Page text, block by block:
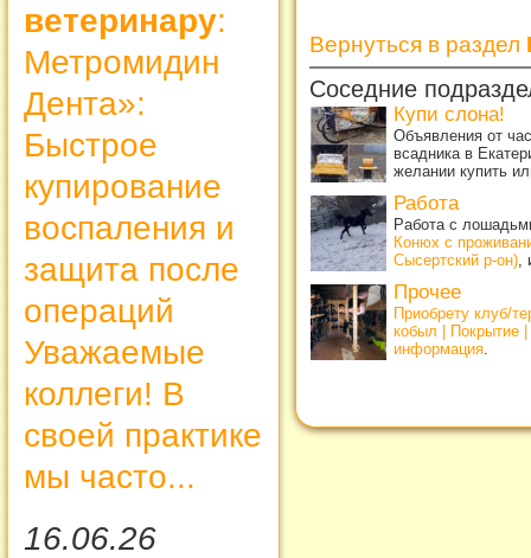
ветеринару:
Метромидин
Дента»:
Быстрое
купирование
воспаления и
защита после
операций
Уважаемые
коллеги! В
своей практике
мы часто...
16.06.26
Вернуться в раздел
Соседние
Купи слона!
Объявления от
всадника в
желании купить
Работа
Работа с
Конюх с
Сысертский р-он),
Прочее
Приобрету клуб/
кобыл | Покрытие
информация.